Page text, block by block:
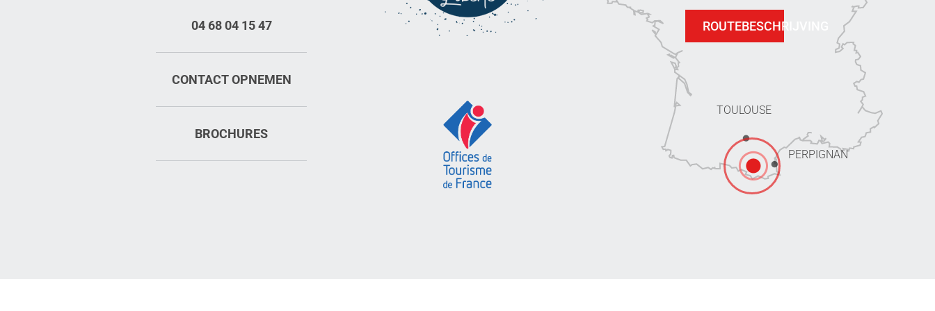
04 68 04 15 47
CONTACT OPNEMEN
BROCHURES
TOULOUSE
PERPIGNAN
ROUTEBESCHRIJVING